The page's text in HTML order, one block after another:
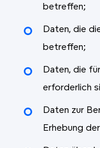
betreffen;
Daten, die
betreffen;
Daten, die
erforderlich
Daten zur
Erhebung